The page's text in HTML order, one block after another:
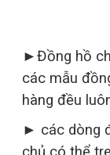
►Đồng hồ
các mẫu
hàng đều
► các dòng